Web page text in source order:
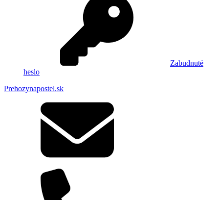
Zabudnuté
heslo
Prehozynapostel.sk